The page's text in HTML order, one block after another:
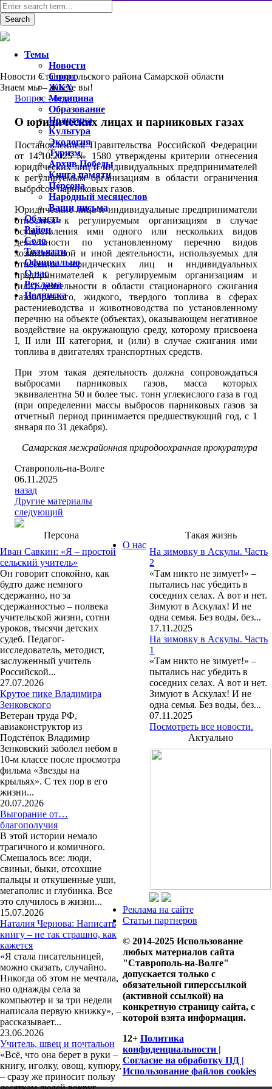
Новости Ставропольского района Самарской области
Знаем мы – знаете вы!
Вопрос - ответ
О юридических лицах и парниковых газах
Постановлением Правительства Российской Федерации
от 14.10.2025 № 1580 утверждены критерии отнесения
юридических лиц и индивидуальных предпринимателей
к регулируемым организациям в области ограничения
выбросов парниковых газов.
Юридические лица и индивидуальные предприниматели
относятся к регулируемым организациям в случае
осуществления ими одного или нескольких видов
деятельности по установленному перечню видов
хозяйственной и иной деятельности, используемых для
отнесения юридических лиц и индивидуальных
предпринимателей к регулируемым организациям и
(или) деятельности в области стационарного сжигания
газообразного, жидкого, твердого топлива в сферах
растениеводства и животноводства по установленному
перечню на объекте (объектах), оказывающем негативное
воздействие на окружающую среду, которому присвоена
I, II или III категория, и (или) в случае сжигания ими
топлива в двигателях транспортных средств.
При этом такая деятельность должна сопровождаться
выбросами парниковых газов, масса которых
эквивалентна 50 и более тыс. тонн углекислого газа в год
(при определении массы выбросов парниковых газов за
отчетный период принимается предшествующий год, с 1
января по 31 декабря).
Самарская межрайонная природоохранная прокуратура
Ставрополь-на-Волге
06.11.2025
назад
Другие материалы
следующий
Персона
Иван Савкин: «Я – простой
сельский учитель»
Он говорит спокойно, как
будто даже немного
сдержанно, но за
сдержанностью – полвека
учительской жизни, сотни
уроков, тысячи детских
судеб. Педагог-
исследователь, методист,
заслуженный учитель
Российской...
27.07.2026
Крутое пике Владимира
Зенковского
Ветеран труда РФ,
авиаконструктор из
Подстёпок Владимир
Зенковский заболел небом в
10-м классе после просмотра
фильма «Звезды на
крыльях». С тех пор в его
жизни...
20.07.2026
Выгорание от…
благополучия
В этой истории немало
трагичного и комичного.
Смешалось все: люди,
свиньи, быки, отсохшие
пальцы и откушенные уши,
мегаполис и глубинка. Все
это случилось в жизни...
15.07.2026
Наталия Чернова: Написать
книгу – не так страшно, как
кажется
«Я стала писательницей,
можно сказать, случайно.
Никогда об этом не мечтала,
но однажды села за
компьютер и за три недели
написала первую книжку», –
рассказывает...
23.06.2026
Учитель, швец и почтальон
«Всё, что она берет в руки –
книгу, иголку, овощ, купюру,
– сразу же приносит пользу
Такая жизнь
На зимовку в Аскулы. Часть
2
«Там никто не зимует!» –
пытались нас убедить в
соседних селах. А вот и нет.
Зимуют в Аскулах! И не
одна семья. Без воды, без...
17.11.2025
На зимовку в Аскулы. Часть
1
«Там никто не зимует!» –
пытались нас убедить в
соседних селах. А вот и нет.
Зимуют в Аскулах! И не
одна семья. Без воды, без...
07.11.2025
Посмотреть все новости.
Актуально
О нас
Реклама на сайте
Статьи партнеров
© 2014-2025 Использование
любых материалов сайта
"Ставрополь-на-Волге"
допускается только с
обязательной гиперссылкой
(активной ссылкой) на
конкретную страницу сайта, с
которой взята информация.
12+ Политика
конфиденциальности |
Согласие на обработку ПД |
Использование файлов cookies
Темы
Новости
Спорт
ЖКХ
Медицина
Образование
Политика
Культура
Экология
Туризм
Архив Победы
Книга памяти
Персона
Народный месяцеслов
Ваши письма
Область
Район
Село
Тольятти
Официально
О нас
Реклама
Подписка